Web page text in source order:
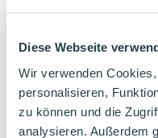
Diese Webseite
Wir verwenden
personalisieren,
zu können und die
analysieren. Außerdem